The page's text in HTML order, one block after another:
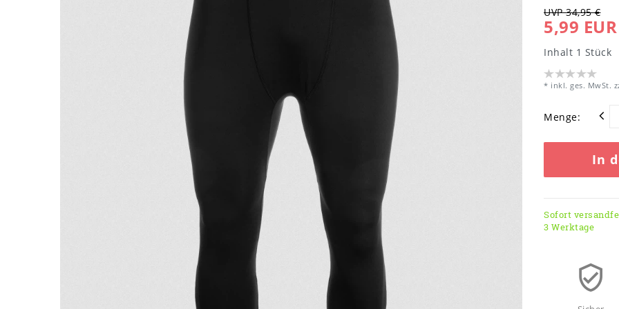
UVP 34,95 €
5,99 EUR
Inhalt 1 Stück
* inkl. ges. MwSt.
Menge:
In
Sofort
3 Werktage